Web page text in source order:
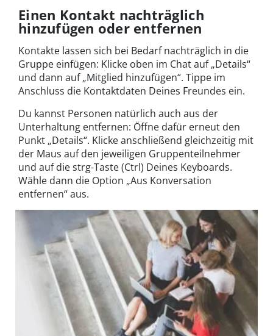
Einen Kontakt nachträglich
hinzufügen oder entfernen
Kontakte lassen sich bei Bedarf nachträglich in die
Gruppe einfügen: Klicke oben im Chat auf „Details“
und dann auf „Mitglied hinzufügen“. Tippe im
Anschluss die Kontaktdaten Deines Freundes ein.
Du kannst Personen natürlich auch aus der
Unterhaltung entfernen: Öffne dafür erneut den
Punkt „Details“. Klicke anschließend gleichzeitig mit
der Maus auf den jeweiligen Gruppenteilnehmer
und auf die strg-Taste (Ctrl) Deines Keyboards.
Wähle dann die Option „Aus Konversation
entfernen“ aus.